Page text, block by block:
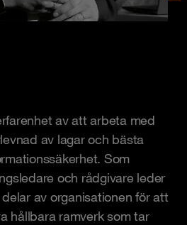
av att arbeta med
av lagar och bästa
Som
och rådgivare leder
av organisationen för att
hållbara ramverk som tar